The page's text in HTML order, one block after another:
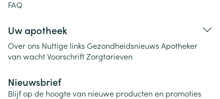
FAQ
Uw apotheek
Over ons Nuttige links Gezondheidsnieuws Apotheker
van wachtVoorschriftZorgtarieven
Nieuwsbrief
Blijf op de hoogte van nieuwe producten en promoties